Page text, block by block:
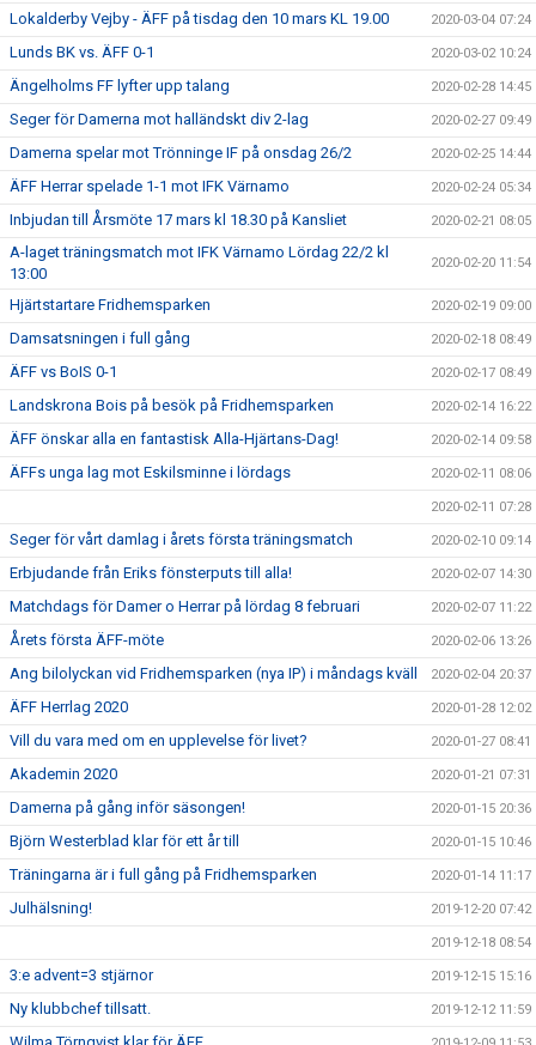
Lokalderby Vejby - ÄFF på tisdag den 10 mars KL 19.00 2020-03-04 07:24
Lunds BK vs. ÄFF 0-1 2020-03-02 10:24
Ängelholms FF lyfter upp talang 2020-02-28 14:45
Seger för Damerna mot halländskt div 2-lag 2020-02-27 09:49
Damerna spelar mot Trönninge IF på onsdag 26/2 2020-02-25 14:44
ÄFF Herrar spelade 1-1 mot IFK Värnamo 2020-02-24 05:34
Inbjudan till Årsmöte 17 mars kl 18.30 på Kansliet 2020-02-21 08:05
A-laget träningsmatch mot IFK Värnamo Lördag 22/2 kl
13:00
2020-02-20 11:54
Hjärtstartare Fridhemsparken 2020-02-19 09:00
Damsatsningen i full gång 2020-02-18 08:49
ÄFF vs BoIS 0-1 2020-02-17 08:49
Landskrona Bois på besök på Fridhemsparken 2020-02-14 16:22
ÄFF önskar alla en fantastisk Alla-Hjärtans-Dag! 2020-02-14 09:58
ÄFFs unga lag mot Eskilsminne i lördags 2020-02-11 08:06
2020-02-11 07:28
Seger för vårt damlag i årets första träningsmatch 2020-02-10 09:14
Erbjudande från Eriks fönsterputs till alla! 2020-02-07 14:30
Matchdags för Damer o Herrar på lördag 8 februari 2020-02-07 11:22
Årets första ÄFF-möte 2020-02-06 13:26
Ang bilolyckan vid Fridhemsparken (nya IP) i måndags kväll 2020-02-04 20:37
ÄFF Herrlag 2020 2020-01-28 12:02
Vill du vara med om en upplevelse för livet? 2020-01-27 08:41
Akademin 2020 2020-01-21 07:31
Damerna på gång inför säsongen! 2020-01-15 20:36
Björn Westerblad klar för ett år till 2020-01-15 10:46
Träningarna är i full gång på Fridhemsparken 2020-01-14 11:17
Julhälsning! 2019-12-20 07:42
2019-12-18 08:54
3:e advent=3 stjärnor 2019-12-15 15:16
Ny klubbchef tillsatt. 2019-12-12 11:59